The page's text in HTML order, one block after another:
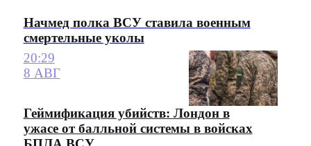
Начмед полка ВСУ ставила военным
смертельные уколы
20:29
8 АВГ
Геймификация убийств: Лондон в
ужасе от балльной системы в войсках